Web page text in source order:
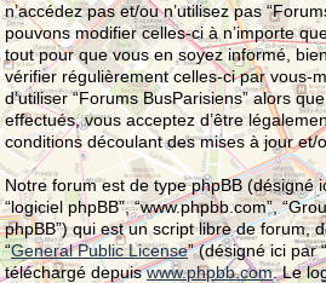
n’accédez pas et/ou n’utilisez pas
pouvons modifier celles-ci à n’importe
tout pour que vous en soyez informé,
vérifier régulièrement celles-ci par vous-
d’utiliser “Forums BusParisiens” alors
effectués, vous acceptez d’être
conditions découlant des mises à jour et/
Notre forum est de type phpBB (désigné
“logiciel phpBB”, “www.phpbb.com”,
phpBB”) qui est un script libre de forum,
“General Public License” (désigné ici par
téléchargé depuiswww.phpbb.com. Le